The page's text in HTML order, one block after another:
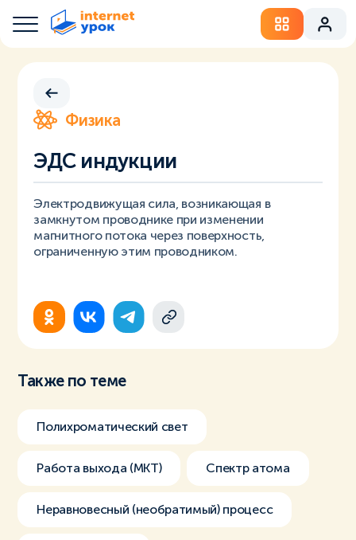
Физика
ЭДС индукции
Электродвижущая сила, возникающая в
замкнутом проводнике при изменении
магнитного потока через поверхность,
ограниченную этим проводником.
Также по теме
Полихроматический свет
Работа выхода (МКТ) Спектр атома
Неравновесный (необратимый) процесс